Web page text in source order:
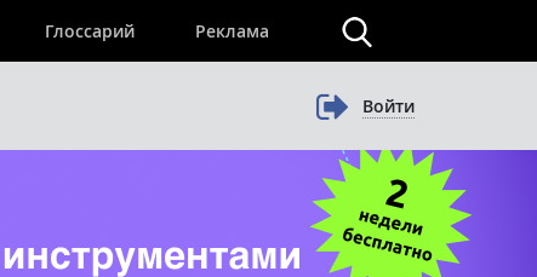
Глоссарий Реклама
Войти